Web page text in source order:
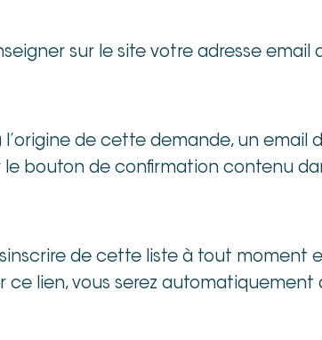
sur le site votre adresse
de cette demande, un
le bouton de confirmation contenu
de cette liste à tout moment
ce lien, vous serez